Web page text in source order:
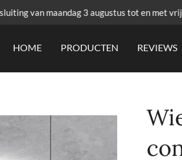
van maandag 3 augustus tot en met
HOME PRODUCTEN REVIEWS